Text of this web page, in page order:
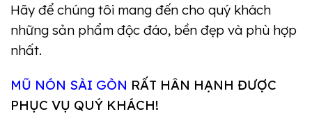
Hãy để chúng tôi mang đến cho quý khách
những sản phẩm độc đáo, bền đẹp và phù hợp
nhất.
MŨ NÓN SÀI GÒN RẤT HÂN HẠNH ĐƯỢC
PHỤC VỤ QUÝ KHÁCH!